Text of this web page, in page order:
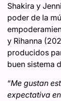
Shakira y
poder de la
y Rihanna
producidos
buen sistema
“Me gustan
expectativa